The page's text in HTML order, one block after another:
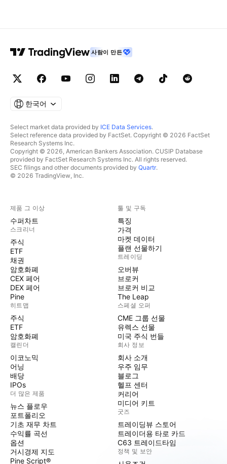
사람이 만든
한국어
Select market data provided by ICE Data Services.
Select reference data provided by FactSet. Copyright © 2026 FactSet
Research Systems Inc.
Copyright © 2026, American Bankers Association. CUSIP Database
provided by FactSet Research Systems Inc. All rights reserved.
SEC filings and other documents provided by Quartr.
© 2026 TradingView, Inc.
제품 그 이상
수퍼차트
스크리너
주식
ETF
채권
암호화폐
CEX 페어
DEX 페어
Pine
히트맵
주식
ETF
암호화폐
캘린더
이코노믹
어닝
배당
IPOs
더 많은 제품
뉴스 플로우
포트폴리오
기초 재무 차트
수익률 곡선
옵션
거시경제 지도
Pine Script®
툴 및 구독
특징
가격
마켓 데이터
플랜 선물하기
트레이딩
오버뷰
브로커
브로커 비교
The Leap
스페셜 오퍼
CME 그룹 선물
유렉스 선물
미국 주식 번들
회사 정보
회사 소개
우주 임무
블로그
헬프 센터
커리어
미디어 키트
굿즈
트레이딩뷰 스토어
트레이더용 타로 카드
C63 트레이드타임
정책 및 보안